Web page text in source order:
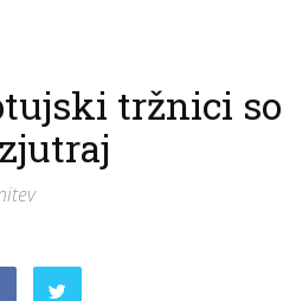
tržnici so